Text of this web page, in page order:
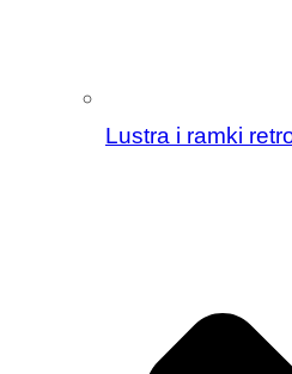
Lustra i ramki